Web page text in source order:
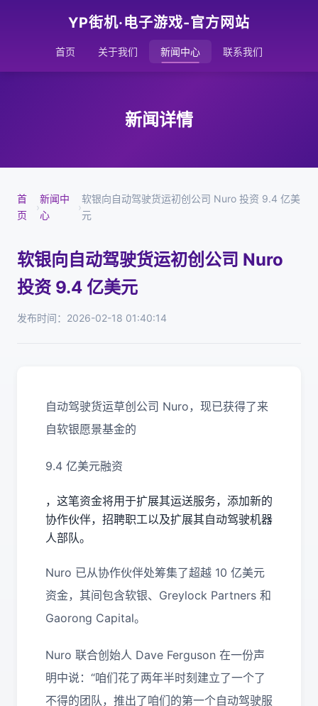
YP街机·电子游戏-官方网站
首页 关于我们 新闻中心 联系我们
新闻详情
首
页
›
新闻中
心
›
软银向自动驾驶货运初创公司 Nuro 投资 9.4 亿美
元
软银向自动驾驶货运初创公司 Nuro
投资 9.4 亿美元
发布时间：2026-02-18 01:40:14
自动驾驶货运草创公司 Nuro，现已获得了来
自软银愿景基金的
9.4 亿美元融资
，这笔资金将用于扩展其运送服务，添加新的
协作伙伴，招聘职工以及扩展其自动驾驶机器
人部队。
Nuro 已从协作伙伴处筹集了超越 10 亿美元
资金，其间包含软银、Greylock Partners 和
Gaorong Capital。
Nuro 联合创始人 Dave Ferguson 在一份声
明中说：“咱们花了两年半时刻建立了一个了
不得的团队，推出了咱们的第一个自动驾驶服